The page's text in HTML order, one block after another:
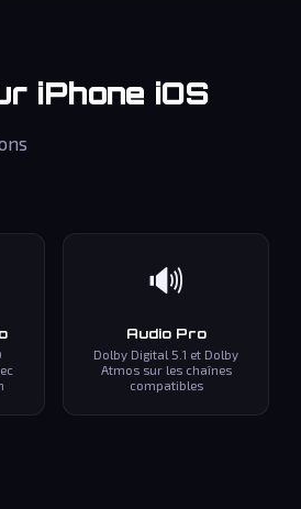
iPhone iOS
🔊
Audio Pro
Dolby Digital 5.1 et Dolby
Atmos sur les chaînes
compatibles